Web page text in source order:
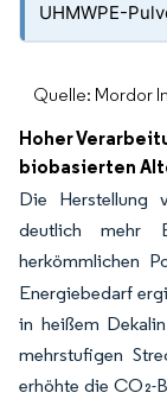
UHMWPE-
Quelle: Mordor
Hoher
biobasierten
Die Herstellung
deutlich mehr
herkömmlichen
Energiebedarf
in heißem
mehrstufigen
erhöhte die CO₂-